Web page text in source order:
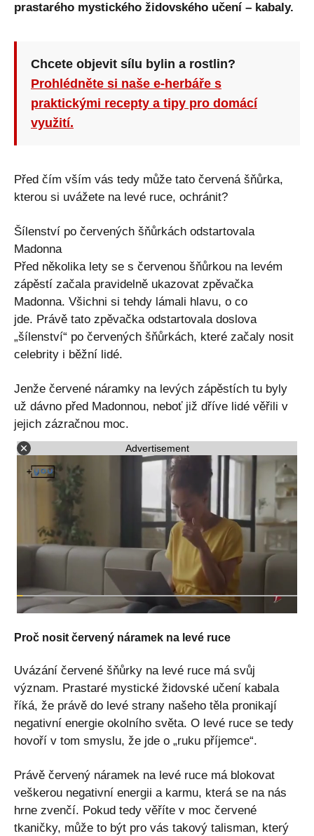
prastarého mystického židovského učení – kabaly.
Chcete objevit sílu bylin a rostlin?
Prohlédněte si naše e-herbáře s
praktickými recepty a tipy pro domácí
využití.
Před čím vším vás tedy může tato červená šňůrka,
kterou si uvážete na levé ruce, ochránit?
Šílenství po červených šňůrkách odstartovala
Madonna
Před několika lety se s červenou šňůrkou na levém
zápěstí začala pravidelně ukazovat zpěvačka
Madonna. Všichni si tehdy lámali hlavu, o co
jde. Právě tato zpěvačka odstartovala doslova
„šílenství“ po červených šňůrkách, které začaly nosit
celebrity i běžní lidé.
Jenže červené náramky na levých zápěstích tu byly
už dávno před Madonnou, neboť již dříve lidé věřili v
jejich zázračnou moc.
Advertisement
Proč nosit červený náramek na levé ruce
Uvázání červené šňůrky na levé ruce má svůj
význam. Prastaré mystické židovské učení kabala
říká, že právě do levé strany našeho těla pronikají
negativní energie okolního světa. O levé ruce se tedy
hovoří v tom smyslu, že jde o „ruku příjemce“.
Právě červený náramek na levé ruce má blokovat
veškerou negativní energii a karmu, která se na nás
hrne zvenčí. Pokud tedy věříte v moc červené
tkaničky, může to být pro vás takový talisman, který